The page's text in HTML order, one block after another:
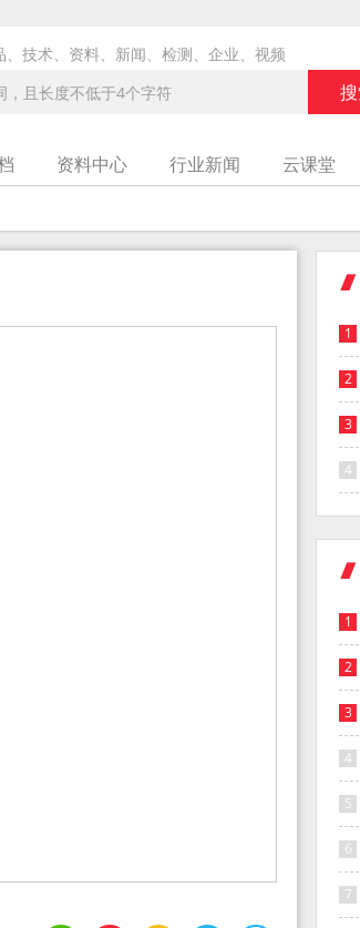
、技术、资料、新闻、检测、企业、视频
资料中心 行业新闻 云课堂